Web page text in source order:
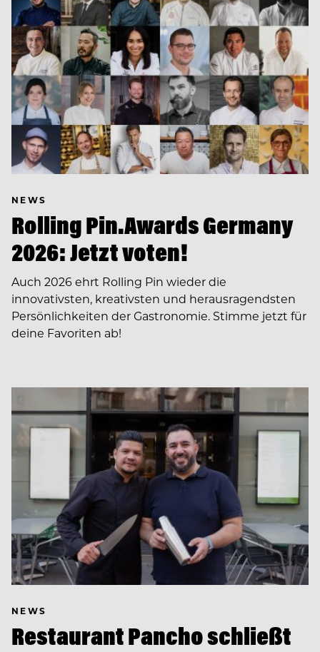
NEWS
Rolling Pin.Awards Germany
2026: Jetzt voten!
Auch 2026 ehrt Rolling Pin wieder die
innovativsten, kreativsten und herausragendsten
Persönlichkeiten der Gastronomie. Stimme jetzt für
deine Favoriten ab!
NEWS
Restaurant Pancho schließt